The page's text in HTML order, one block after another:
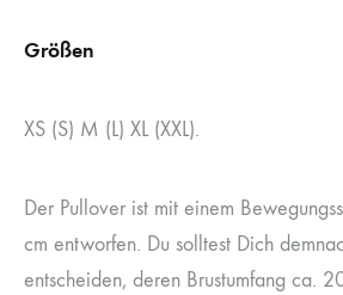
Größen
XS (S) M (L) XL (XXL).
Der Pullover ist mit einem
cm entworfen. Du solltest Dich
entscheiden, deren Brustumfang ca.